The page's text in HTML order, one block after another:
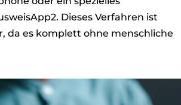
Dieses Verfahren ist
da es komplett ohne menschliche